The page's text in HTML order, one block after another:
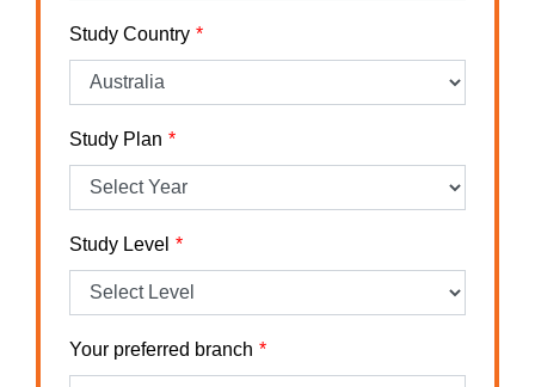
Study Country
Study Plan
Study Level
Your preferred branch